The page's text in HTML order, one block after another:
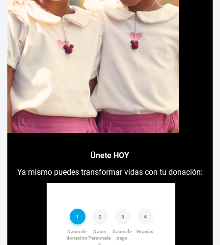
Únete HOY
Ya mismo puedes transformar vidas con tu donación: